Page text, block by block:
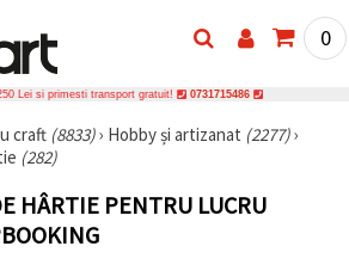
0
Lei si primesti transport gratuit! 0731715486
craft (8833)› Hobby și artizanat (2277)›
(282)
HÂRTIE PENTRU LUCRU